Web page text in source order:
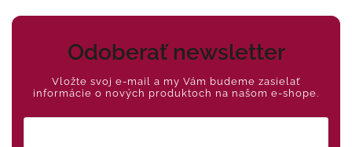
Odoberať newsletter
Vložte svoj e-mail a my Vám budeme zasielať
informácie o nových produktoch na našom e-shope.